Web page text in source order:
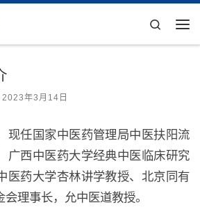
Search
2023年3月14日
现任国家中医药管理局中医扶阳流
广西中医药大学经典中医临床研究
医药大学杏林讲学教授、北京同有
理事长，允中医道教授。